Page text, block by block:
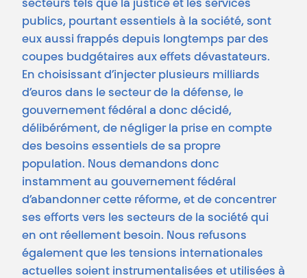
secteurs tels que la justice et les services
publics, pourtant essentiels à la société, sont
eux aussi frappés depuis longtemps par des
coupes budgétaires aux effets dévastateurs.
En choisissant d’injecter plusieurs milliards
d’euros dans le secteur de la défense, le
gouvernement fédéral a donc décidé,
délibérément, de négliger la prise en compte
des besoins essentiels de sa propre
population. Nous demandons donc
instamment au gouvernement fédéral
d’abandonner cette réforme, et de concentrer
ses efforts vers les secteurs de la société qui
en ont réellement besoin. Nous refusons
également que les tensions internationales
actuelles soient instrumentalisées et utilisées à